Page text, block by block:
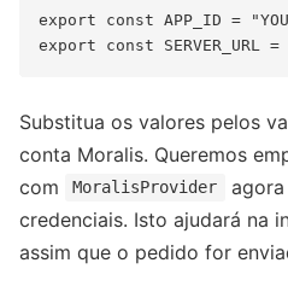
export const APP_ID =
Substitua os valores pelos
conta Moralis. Queremos
com
MoralisProvider
credenciais. Isto ajudará na
assim que o pedido for